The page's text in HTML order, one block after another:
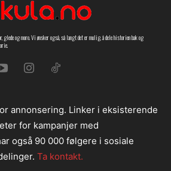
glede og moro. Vi ønsker også, så langt det er mulig, å dele historien bak og
annonsering. Linker i eksisterende
for kampanjer med
også 90 000 følgere i sosiale
Ta kontakt.